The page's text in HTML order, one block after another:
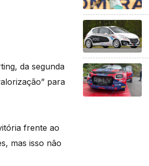
da segunda
para
frente ao
mas isso não